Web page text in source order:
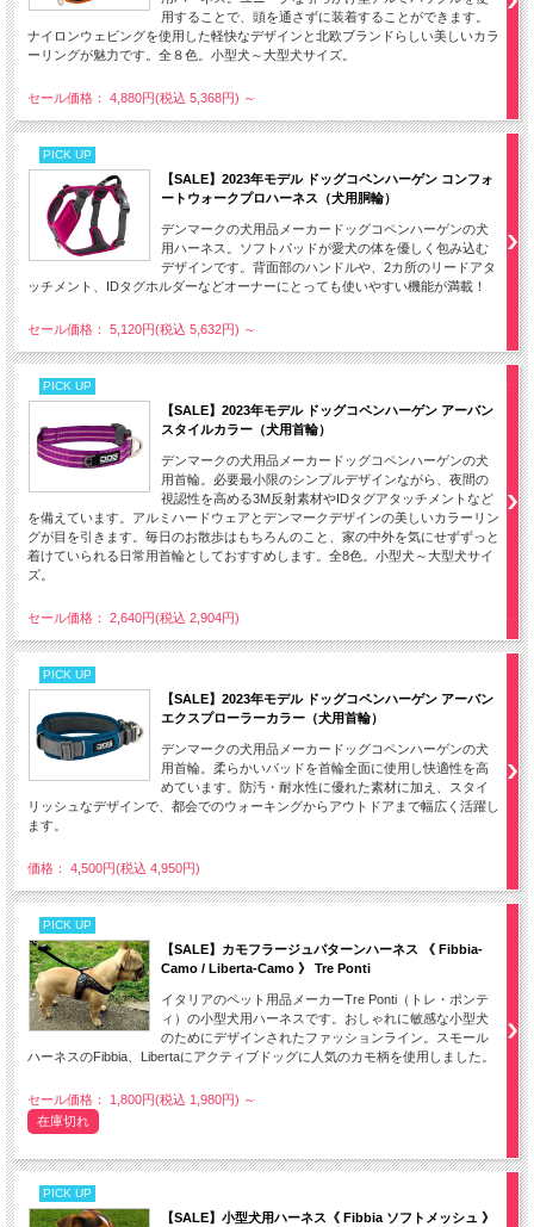
用することで、頭を通さずに装着することができます。
ナイロンウェビングを使用した軽快なデザインと北欧ブランドらしい美しいカラ
ーリングが魅力です。全８色。小型犬～大型犬サイズ。
セール価格： 4,880円(税込 5,368円) ～
PICK UP
【SALE】2023年モデル ドッグコペンハーゲン コンフォ
ートウォークプロハーネス（犬用胴輪）
デンマークの犬用品メーカードッグコペンハーゲンの犬
用ハーネス。ソフトパッドが愛犬の体を優しく包み込む
デザインです。背面部のハンドルや、2カ所のリードアタ
ッチメント、IDタグホルダーなどオーナーにとっても使いやすい機能が満載！
セール価格： 5,120円(税込 5,632円) ～
PICK UP
【SALE】2023年モデル ドッグコペンハーゲン アーバン
スタイルカラー（犬用首輪）
デンマークの犬用品メーカードッグコペンハーゲンの犬
用首輪。必要最小限のシンプルデザインながら、夜間の
視認性を高める3M反射素材やIDタグアタッチメントなど
を備えています。アルミハードウェアとデンマークデザインの美しいカラーリン
グが目を引きます。毎日のお散歩はもちろんのこと、家の中外を気にせずずっと
着けていられる日常用首輪としておすすめします。全8色。小型犬～大型犬サイ
ズ。
セール価格： 2,640円(税込 2,904円)
PICK UP
【SALE】2023年モデル ドッグコペンハーゲン アーバン
エクスプローラーカラー（犬用首輪）
デンマークの犬用品メーカードッグコペンハーゲンの犬
用首輪。柔らかいパッドを首輪全面に使用し快適性を高
めています。防汚・耐水性に優れた素材に加え、スタイ
リッシュなデザインで、都会でのウォーキングからアウトドアまで幅広く活躍し
ます。
価格： 4,500円(税込 4,950円)
PICK UP
【SALE】カモフラージュパターンハーネス 《 Fibbia-
Camo / Liberta-Camo 》 Tre Ponti
イタリアのペット用品メーカーTre Ponti（トレ・ポンテ
ィ）の小型犬用ハーネスです。おしゃれに敏感な小型犬
のためにデザインされたファッションライン。スモール
ハーネスのFibbia、Libertaにアクティブドッグに人気のカモ柄を使用しました。
セール価格： 1,800円(税込 1,980円) ～
在庫切れ
PICK UP
【SALE】小型犬用ハーネス《 Fibbia ソフトメッシュ 》